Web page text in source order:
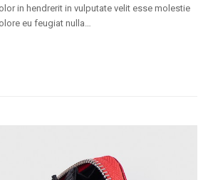
in hendrerit in vulputate velit esse molestie
eu feugiat nulla…